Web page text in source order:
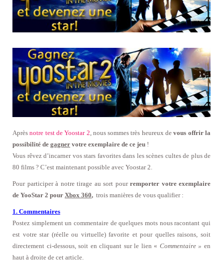
Aprèsnotre test de Yoostar 2, nous sommes très heureux devous offrir la
possibilité de gagner votre exemplaire de ce jeu !
Vous rêvez d’incarner vos stars favorites dans les scènes cultes de plus de
80 films ? C’est maintenant possible avec Yoostar 2.
Pour participer à notre tirage au sort pour remporter votre exemplaire
de YooStar 2 pour Xbox 360, trois manières de vous qualifier :
1. Commentaires
Postez simplement un commentaire de quelques mots nous racontant qui
est votre star (réelle ou virtuelle) favorite et pour quelles raisons, soit
directement ci-dessous, soit en cliquant sur le lien « Commentaire » en
haut à droite de cet article.